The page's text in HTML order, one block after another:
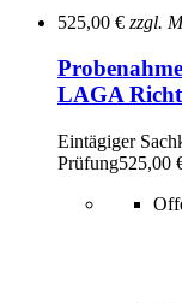
525,00 € zzgl.
LAGA
Eintägiger
Prüfung525,00